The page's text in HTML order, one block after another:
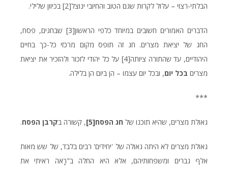
הבלתי-רצוי – עלול לקרות שגם הטוב והחיובי ינוצל[2] בכיוון שלילי.
הדברים האמורים חשובים במיוחד כלפי הראשון[3] שבחגים, פסח,
החג של יציאת מצרים. חג זה תופס מקום מרכזי כל-כך בחיים
היהודיים, עד שהתורה ציותה[4] על כל יהודי לזכור ולהזכיר את יציאת
מצרים בכל יום, ובכל יום עצמו – הן ביום הן בלילה.
***
גאולת מצרים, שהיא תוכנו של חג הפסח[5], קשורה בקרבן הפסח.
גאולת מצרים לא היתה גאולה של 'יחידים' רבים בלבד, של שש מאות
אלף גברים ומשפחותיהם, אלא היא החלה ב"רָאֹה ראיתי את